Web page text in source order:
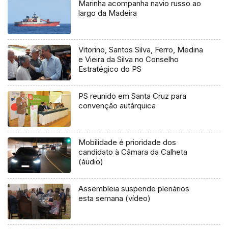
Marinha acompanha navio russo ao
largo da Madeira
Vitorino, Santos Silva, Ferro, Medina
e Vieira da Silva no Conselho
Estratégico do PS
PS reunido em Santa Cruz para
convenção autárquica
Mobilidade é prioridade dos
candidato à Câmara da Calheta
(áudio)
Assembleia suspende plenários
esta semana (vídeo)